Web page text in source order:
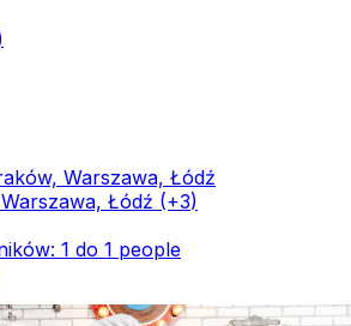
Warszawa, Łódź
Łódź (+3)
1 do 1 people